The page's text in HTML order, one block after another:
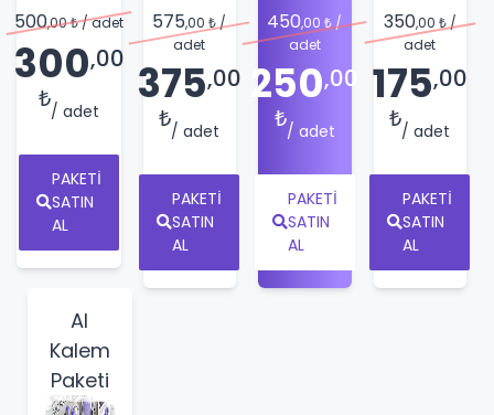
500,00 ₺/ adet
300,00
₺/ adet
PAKETI
SATIN
AL
575,00 ₺/
adet
375,00
₺/ adet
PAKETI
SATIN
AL
450,00 ₺/
adet
250,00
₺/ adet
PAKETI
SATIN
AL
350,00 ₺/
adet
175,00
₺/ adet
PAKETI
SATIN
AL
AI
Kalem
Paketi